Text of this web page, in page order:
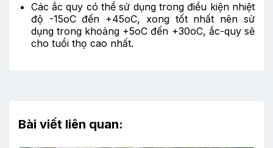
Các ắc quy có thể sử dụng trong điều kiện nhiệt
độ -15oC đến +45oC, xong tốt nhất nên sử
dụng trong khoảng +5oC đến +30oC, ắc-quy sẽ
cho tuổi thọ cao nhất.
Bài viết liên quan: